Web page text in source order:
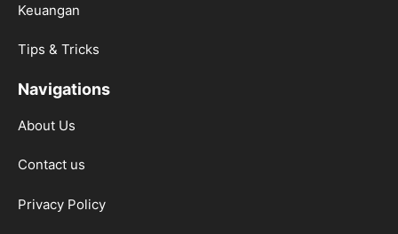
Keuangan
Tips & Tricks
Navigations
About Us
Contact us
Privacy Policy